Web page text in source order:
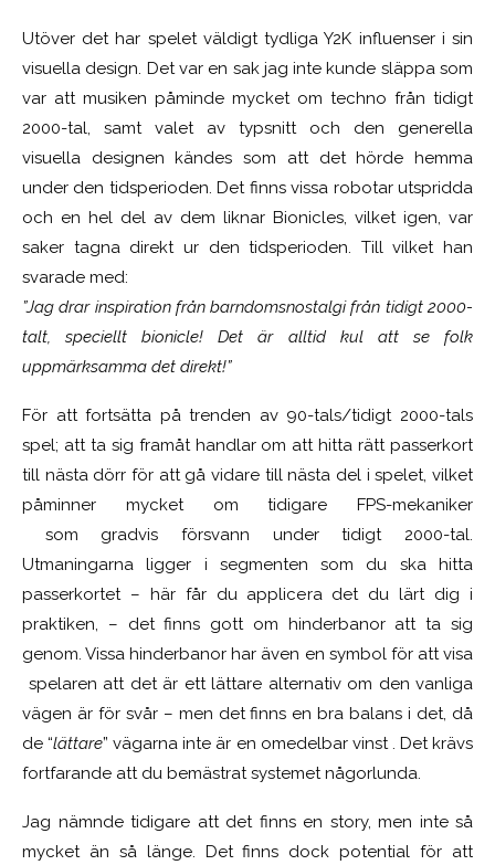
Utöver det har spelet väldigt tydliga Y2K influenser i sin
visuella design. Det var en sak jag inte kunde släppa som
var att musiken påminde mycket om techno från tidigt
2000-tal, samt valet av typsnitt och den generella
visuella designen kändes som att det hörde hemma
under den tidsperioden. Det finns vissa robotar utspridda
och en hel del av dem liknar Bionicles, vilket igen, var
saker tagna direkt ur den tidsperioden. Till vilket han
svarade med:
”Jag drar inspiration från barndomsnostalgi från tidigt 2000-
talt, speciellt bionicle! Det är alltid kul att se folk
uppmärksamma det direkt!”
För att fortsätta på trenden av 90-tals/tidigt 2000-tals
spel; att ta sig framåt handlar om att hitta rätt passerkort
till nästa dörr för att gå vidare till nästa del i spelet, vilket
påminner mycket om tidigare FPS-mekaniker
som gradvis försvann under tidigt 2000-tal.
Utmaningarna ligger i segmenten som du ska hitta
passerkortet – här får du applicera det du lärt dig i
praktiken, – det finns gott om hinderbanor att ta sig
genom. Vissa hinderbanor har även en symbol för att visa
spelaren att det är ett lättare alternativ om den vanliga
vägen är för svår – men det finns en bra balans i det, då
de “lättare” vägarna inte är en omedelbar vinst . Det krävs
fortfarande att du bemästrat systemet någorlunda.
Jag nämnde tidigare att det finns en story, men inte så
mycket än så länge. Det finns dock potential för att